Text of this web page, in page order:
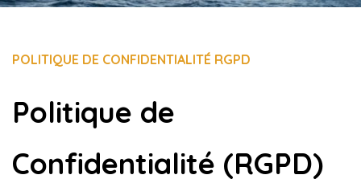
POLITIQUE DE CONFIDENTIALITÉ RGPD
Politique de
Confidentialité (RGPD)